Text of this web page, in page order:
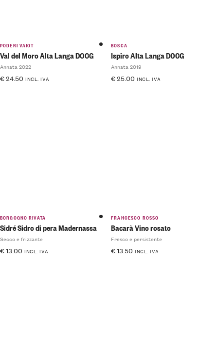
PODERI VAIOT
Val del Moro Alta Langa DOCG
Annata 2022
€24.50 INCL. IVA
BOSCA
Ispiro Alta Langa DOCG
Annata 2019
€25.00 INCL. IVA
BORGOGNO RIVATA
Sidré Sidro di pera Madernassa
Secco e frizzante
€13.00 INCL. IVA
FRANCESCO ROSSO
Bacarà Vino rosato
Fresco e persistente
€13.50 INCL. IVA